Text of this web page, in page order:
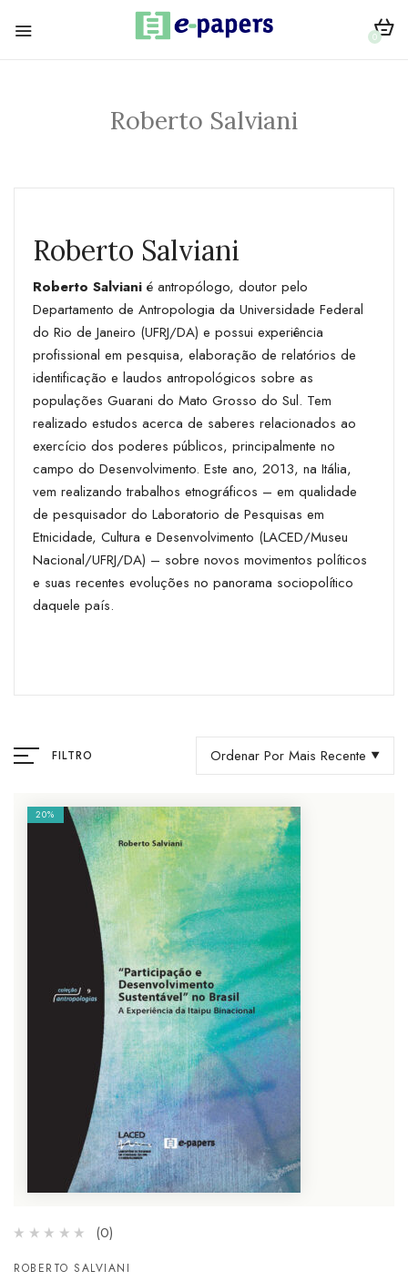
0
Roberto Salviani
Roberto Salviani
Roberto Salviani é antropólogo, doutor pelo
Departamento de Antropologia da Universidade Federal
do Rio de Janeiro (UFRJ/DA) e possui experiência
profissional em pesquisa, elaboração de relatórios de
identificação e laudos antropológicos sobre as
populações Guarani do Mato Grosso do Sul. Tem
realizado estudos acerca de saberes relacionados ao
exercício dos poderes públicos, principalmente no
campo do Desenvolvimento. Este ano, 2013, na Itália,
vem realizando trabalhos etnográficos – em qualidade
de pesquisador do Laboratorio de Pesquisas em
Etnicidade, Cultura e Desenvolvimento (LACED/Museu
Nacional/UFRJ/DA) – sobre novos movimentos políticos
e suas recentes evoluções no panorama sociopolítico
daquele país.
FILTRO Ordenar Por Mais Recente
20%
(0)
ROBERTO SALVIANI